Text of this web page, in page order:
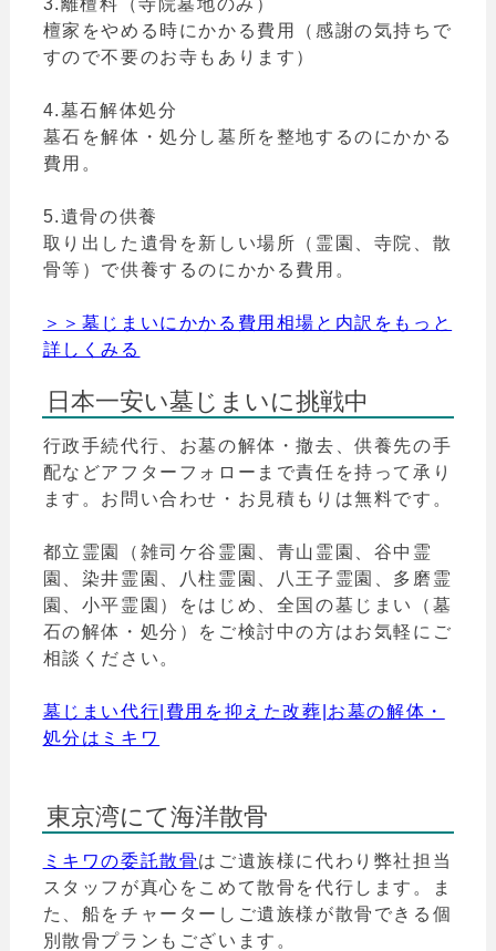
檀家をやめる時にかかる費用（感謝の気持ちで
すので不要のお寺もあります）
4.墓石解体処分
墓石を解体・処分し墓所を整地するのにかかる
費用。
5.遺骨の供養
取り出した遺骨を新しい場所（霊園、寺院、散
骨等）で供養するのにかかる費用。
＞＞墓じまいにかかる費用相場と内訳をもっと
詳しくみる
日本一安い墓じまいに挑戦中
行政手続代行、お墓の解体・撤去、供養先の手
配などアフターフォローまで責任を持って承り
ます。お問い合わせ・お見積もりは無料です。
都立霊園（雑司ケ谷霊園、青山霊園、谷中霊
園、染井霊園、八柱霊園、八王子霊園、多磨霊
園、小平霊園）をはじめ、全国の墓じまい（墓
石の解体・処分）をご検討中の方はお気軽にご
相談ください。
墓じまい代行|費用を抑えた改葬|お墓の解体・
処分はミキワ
東京湾にて海洋散骨
ミキワの委託散骨はご遺族様に代わり弊社担当
スタッフが真心をこめて散骨を代行します。ま
た、船をチャーターしご遺族様が散骨できる個
別散骨プランもございます。